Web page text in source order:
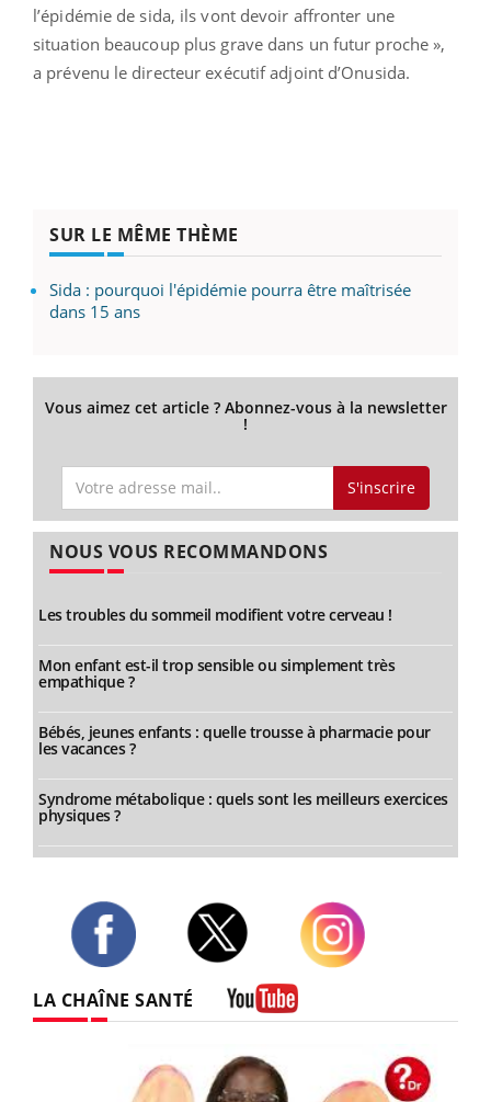
l’épidémie de sida, ils vont devoir affronter une
situation beaucoup plus grave dans un futur proche »,
a prévenu le directeur exécutif adjoint d’Onusida.
SUR LE MÊME THÈME
Sida : pourquoi l'épidémie pourra être maîtrisée
dans 15 ans
Vous aimez cet article ? Abonnez-vous à la newsletter
!
S'inscrire
NOUS VOUS RECOMMANDONS
Les troubles du sommeil modifient votre cerveau !
Mon enfant est-il trop sensible ou simplement très
empathique ?
Bébés, jeunes enfants : quelle trousse à pharmacie pour
les vacances ?
Syndrome métabolique : quels sont les meilleurs exercices
physiques ?
LA CHAÎNE SANTÉ